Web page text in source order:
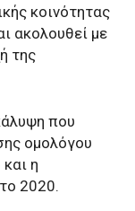
κοινότητας
ακολουθεί με
της
που
ομολόγου
η
2020.